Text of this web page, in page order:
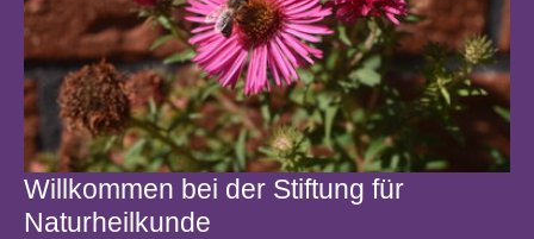
Willkommen bei der Stiftung für
Naturheilkunde